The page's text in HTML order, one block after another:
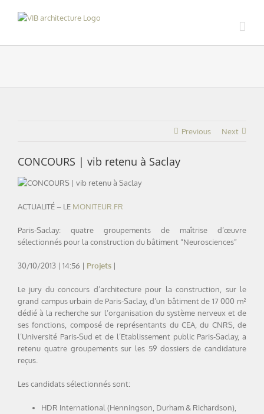
Previous Next
CONCOURS | vib retenu à Saclay
ACTUALITÉ – LE MONITEUR.FR
Paris-Saclay: quatre groupements de maîtrise d’œuvre
sélectionnés pour la construction du bâtiment “Neurosciences”
30/10/2013 | 14:56 | Projets |
Le jury du concours d’architecture pour la construction, sur le
grand campus urbain de Paris-Saclay, d’un bâtiment de 17 000 m²
dédié à la recherche sur l’organisation du système nerveux et de
ses fonctions, composé de représentants du CEA, du CNRS, de
l’Université Paris-Sud et de l’Etablissement public Paris-Saclay, a
retenu quatre groupements sur les 59 dossiers de candidature
reçus.
Les candidats sélectionnés sont:
HDR International (Henningson, Durham & Richardson),